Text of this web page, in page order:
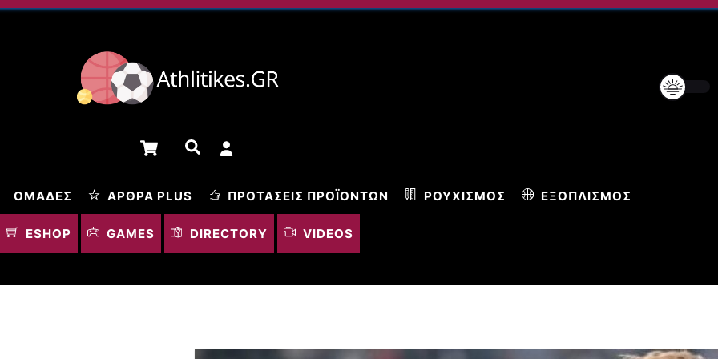
Cart Αναζήτηση
ΟΜΆΔΕΣ ΆΡΘΡΑ PLUS ΠΡΟΤΆΣΕΙΣ ΠΡΟΪΌΝΤΩΝ ΡΟΥΧΙΣΜΌΣ ΕΞΟΠΛΙΣΜΌΣ
ESHOP GAMES DIRECTORY VIDEOS